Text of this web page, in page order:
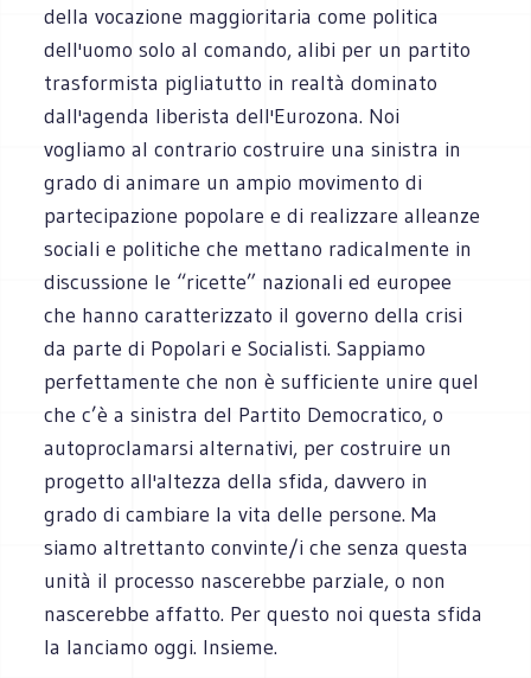
della vocazione maggioritaria come politica
dell'uomo solo al comando, alibi per un partito
trasformista pigliatutto in realtà dominato
dall'agenda liberista dell'Eurozona. Noi
vogliamo al contrario costruire una sinistra in
grado di animare un ampio movimento di
partecipazione popolare e di realizzare alleanze
sociali e politiche che mettano radicalmente in
discussione le “ricette” nazionali ed europee
che hanno caratterizzato il governo della crisi
da parte di Popolari e Socialisti. Sappiamo
perfettamente che non è sufficiente unire quel
che c’è a sinistra del Partito Democratico, o
autoproclamarsi alternativi, per costruire un
progetto all'altezza della sfida, davvero in
grado di cambiare la vita delle persone. Ma
siamo altrettanto convinte/i che senza questa
unità il processo nascerebbe parziale, o non
nascerebbe affatto. Per questo noi questa sfida
la lanciamo oggi. Insieme.